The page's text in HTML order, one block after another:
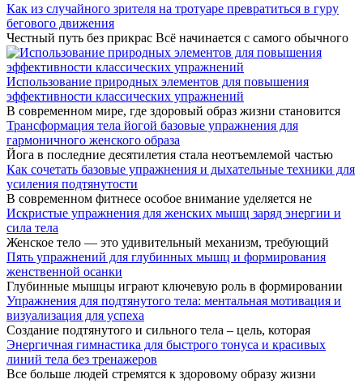
Как из случайного зрителя на тротуаре превратиться в гуру
бегового движения
Честный путь без прикрас Всё начинается с самого обычного
Использование природных элементов для повышения
эффективности классических упражнений
В современном мире, где здоровый образ жизни становится
Трансформация тела йогой базовые упражнения для
гармоничного женского образа
Йога в последние десятилетия стала неотъемлемой частью
Как сочетать базовые упражнения и дыхательные техники для
усиления подтянутости
В современном фитнесе особое внимание уделяется не
Искристые упражнения для женских мышц заряд энергии и
сила тела
Женское тело — это удивительный механизм, требующий
Пять упражнений для глубинных мышц и формирования
женственной осанки
Глубинные мышцы играют ключевую роль в формировании
Упражнения для подтянутого тела: ментальная мотивация и
визуализация для успеха
Создание подтянутого и сильного тела – цель, которая
Энергичная гимнастика для быстрого тонуса и красивых
линий тела без тренажеров
Все больше людей стремятся к здоровому образу жизни